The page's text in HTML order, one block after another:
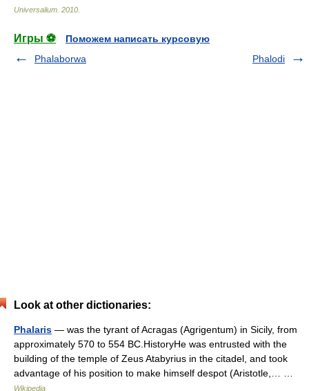
Universalium 2010
Игры ⚽
Поможем написать курсовую
Phalaborwa
Phalodi
Look at other dictionaries:
Phalaris — was the tyrant of Acragas (Agrigentum) in Sicily, from
approximately 570 to 554 BC.HistoryHe was entrusted with the
building of the temple of Zeus Atabyrius in the citadel, and took
advantage of his position to make himself despot (Aristotle,… …
Wikipedia